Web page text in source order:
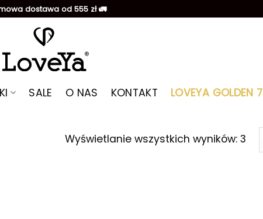
dostawa od 555 zł 🚛
SALE O NAS KONTAKT LOVEYA GOLDEN 7
Wyświetlanie wszystkich wyników: 3